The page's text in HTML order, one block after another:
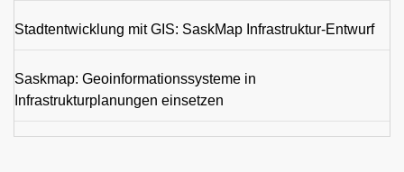
Stadtentwicklung mit GIS: SaskMap Infrastruktur-Entwurf
Saskmap: Geoinformationssysteme in
Infrastrukturplanungen einsetzen